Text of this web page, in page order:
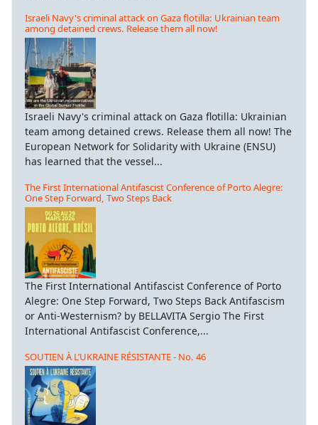
Israeli Navy's criminal attack on Gaza flotilla: Ukrainian team
among detained crews. Release them all now!
Israeli Navy's criminal attack on Gaza flotilla: Ukrainian
team among detained crews. Release them all now! The
European Network for Solidarity with Ukraine (ENSU)
has learned that the vessel...
The First International Antifascist Conference of Porto Alegre:
One Step Forward, Two Steps Back
The First International Antifascist Conference of Porto
Alegre: One Step Forward, Two Steps Back Antifascism
or Anti-Westernism? by BELLAVITA Sergio The First
International Antifascist Conference,...
SOUTIEN À L’UKRAINE RÉSISTANTE - No. 46